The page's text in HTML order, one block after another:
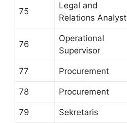
75
Legal and
Relations Analyst
76
Operational
Supervisor
77 Procurement
78 Procurement
79 Sekretaris